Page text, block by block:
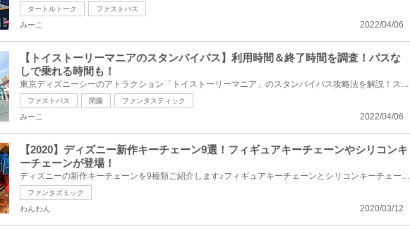
タートルトーク ファストパス
2022/04/06
みーこ
【トイストーリーマニアのスタンバイパス】利用時間＆終了時間を調査！パスな
しで乗れる時間も！
東京ディズニーシーのアトラクション「トイストーリーマニア」のスタンバイパス攻略法を解説！スタンバ...
ファストパス 閉園 ファンタスティック
2022/04/06
みーこ
【2020】ディズニー新作キーチェーン9選！フィギュアキーチェーンやシリコンキ
ーチェーンが登場！
ディズニーの新作キーチェーンを9種類ご紹介します♪フィギュアキーチェーンとシリコンキーチェーンの2タ...
ファンタズミック
2020/03/12
わんわん